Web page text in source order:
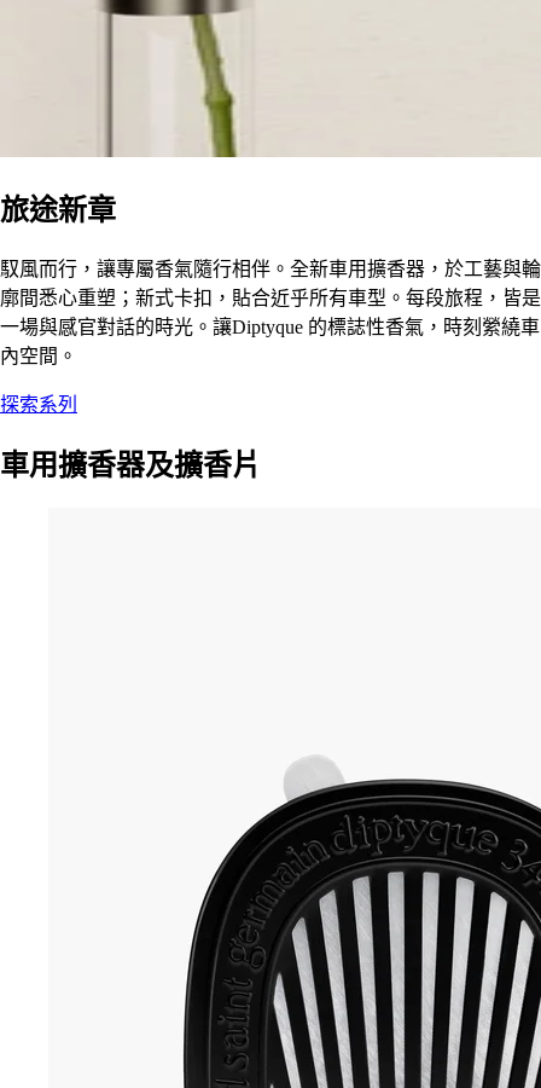
旅途新章
馭風而行，讓專屬香氣隨行相伴。全新車用擴香器，於工藝與輪
廓間悉心重塑；新式卡扣，貼合近乎所有車型。每段旅程，皆是
一場與感官對話的時光。讓Diptyque 的標誌性香氣，時刻縈繞車
內空間。
探索系列
車用擴香器及擴香片